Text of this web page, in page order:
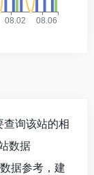
询该站的相
数据
据参考，建